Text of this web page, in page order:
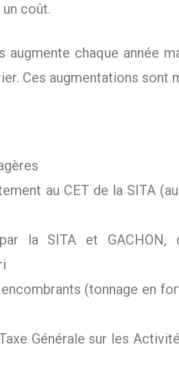
coût.
chaque année
Ces augmentations sont
au CET de la SITA
la SITA et GACHON,
(tonnage en
Générale sur les